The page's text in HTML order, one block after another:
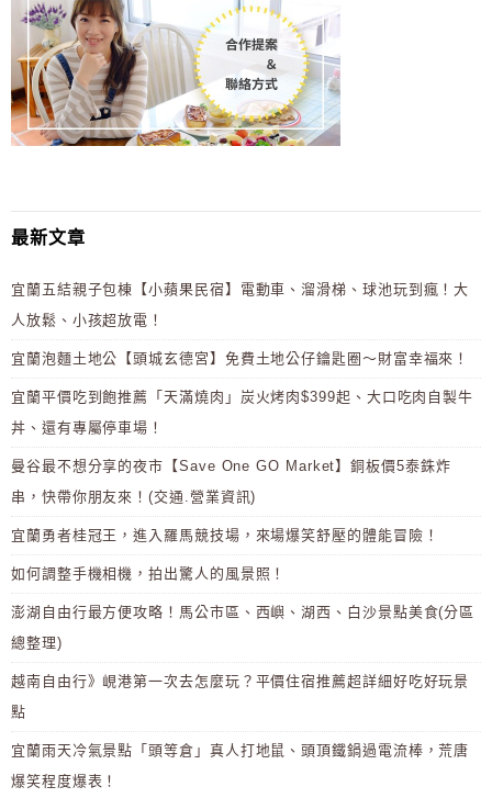
最新文章
宜蘭五結親子包棟【小蘋果民宿】電動車、溜滑梯、球池玩到瘋！大
人放鬆、小孩超放電！
宜蘭泡麵土地公【頭城玄德宮】免費土地公仔鑰匙圈～財富幸福來！
宜蘭平價吃到飽推薦「天滿燒肉」炭火烤肉$399起、大口吃肉自製牛
丼、還有專屬停車場！
曼谷最不想分享的夜市【Save One GO Market】銅板價5泰銖炸
串，快帶你朋友來！(交通.營業資訊)
宜蘭勇者桂冠王，進入羅馬競技場，來場爆笑舒壓的體能冒險！
如何調整手機相機，拍出驚人的風景照！
澎湖自由行最方便攻略！馬公市區、西嶼、湖西、白沙景點美食(分區
總整理)
越南自由行》峴港第一次去怎麼玩？平價住宿推薦超詳細好吃好玩景
點
宜蘭雨天冷氣景點「頭等倉」真人打地鼠、頭頂鐵鍋過電流棒，荒唐
爆笑程度爆表！